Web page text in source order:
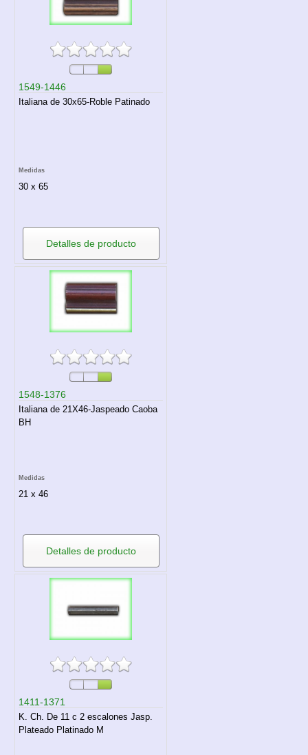
1549-1446
Italiana de 30x65-Roble Patinado
Medidas
30 x 65
Detalles de producto
1548-1376
Italiana de 21X46-Jaspeado Caoba
BH
Medidas
21 x 46
Detalles de producto
1411-1371
K. Ch. De 11 c 2 escalones Jasp.
Plateado Platinado M